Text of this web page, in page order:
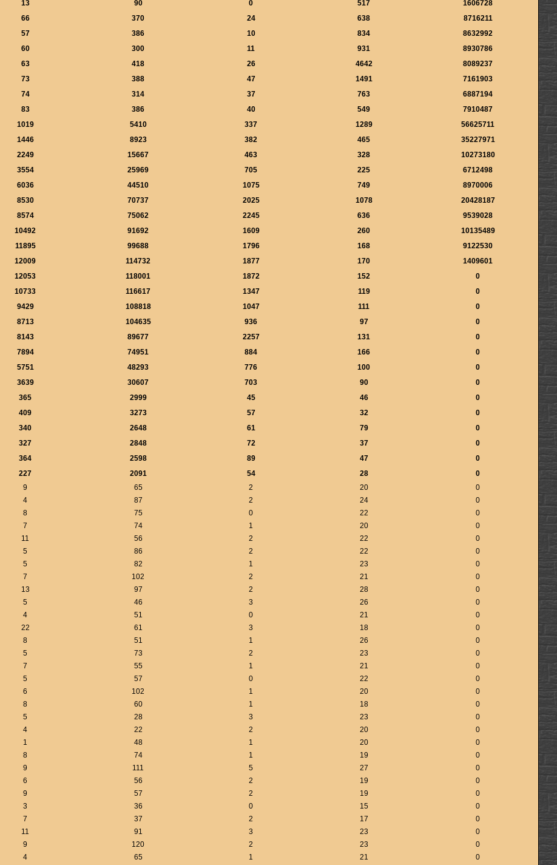
13 90 0 517
1606728
66 370 24 638
8716211
57 386 10 834
8632992
60 300 11 931
8930786
63 418 26 4642
8089237
73 388 47 1491
7161903
74 314 37 763
6887194
83 386 40 549
7910487
1019 5410 337 1289
56625711
1446 8923 382 465
35227971
2249 15667 463 328
10273180
3554 25969 705 225
6712498
6036 44510 1075 749
8970006
8530 70737 2025 1078
20428187
8574 75062 2245 636
9539028
10492 91692 1609 260
10135489
11895 99688 1796 168
9122530
12009 114732 1877 170
1409601
12053 118001 1872 152
0
10733 116617 1347 119
0
9429 108818 1047 111
0
8713 104635 936 97
0
8143 89677 2257 131
0
7894 74951 884 166
0
5751 48293 776 100
0
3639 30607 703 90
0
365 2999 45 46
0
409 3273 57 32
0
340 2648 61 79
0
327 2848 72 37
0
364 2598 89 47
0
227 2091 54 28
0
9 65 2 20
0
4 87 2 24
0
8 75 0 22
0
7 74 1 20
0
11 56 2 22
0
5 86 2 22
0
5 82 1 23
0
7 102 2 21
0
13 97 2 28
0
5 46 3 26
0
4 51 0 21
0
22 61 3 18
0
8 51 1 26
0
5 73 2 23
0
7 55 1 21
0
5 57 0 22
0
6 102 1 20
0
8 60 1 18
0
5 28 3 23
0
4 22 2 20
0
1 48 1 20
0
8 74 1 19
0
9 111 5 27
0
6 56 2 19
0
9 57 2 19
0
3 36 0 15
0
7 37 2 17
0
11 91 3 23
0
9 120 2 23
0
4 65 1 21 0